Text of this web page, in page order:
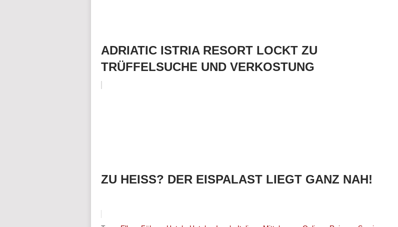
ADRIATIC ISTRIA RESORT LOCKT ZU
TRÜFFELSUCHE UND VERKOSTUNG
ZU HEISS? DER EISPALAST LIEGT GANZ NAH!